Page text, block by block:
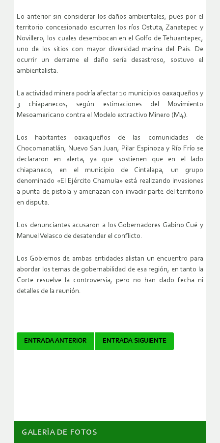
Lo anterior sin considerar los daños ambientales, pues por el
territorio concesionado escurren los ríos Ostuta, Zanatepec y
Novillero, los cuales desembocan en el Golfo de Tehuantepec,
uno de los sitios con mayor diversidad marina del País. De
ocurrir un derrame el daño sería desastroso, sostuvo el
ambientalista.
La actividad minera podría afectar 10 municipios oaxaqueños y
3 chiapanecos, según estimaciones del Movimiento
Mesoamericano contra el Modelo extractivo Minero (M4).
Los habitantes oaxaqueños de las comunidades de
Chocomanatlán, Nuevo San Juan, Pilar Espinoza y Río Frío se
declararon en alerta, ya que sostienen que en el lado
chiapaneco, en el municipio de Cintalapa, un grupo
denominado «El Ejército Chamula» está realizando invasiones
a punta de pistola y amenazan con invadir parte del territorio
en disputa.
Los denunciantes acusaron a los Gobernadores Gabino Cué y
Manuel Velasco de desatender el conflicto.
Los Gobiernos de ambas entidades alistan un encuentro para
abordar los temas de gobernabilidad de esa región, en tanto la
Corte resuelve la controversia, pero no han dado fecha ni
detalles de la reunión.
Navegador
ENTRADA ANTERIOR ENTRADA SIGUIENTE
GALERÌA DE FOTOS